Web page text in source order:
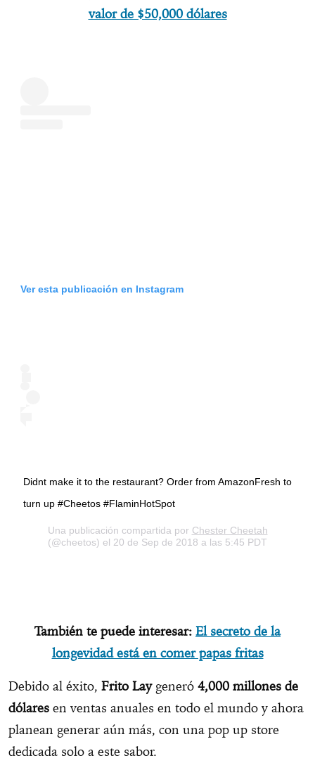
valor de $50,000 dólares
Ver esta publicación en Instagram
Didnt make it to the restaurant? Order from AmazonFresh to
turn up #Cheetos #FlaminHotSpot
Una publicación compartida por Chester Cheetah
(@cheetos) el 20 de Sep de 2018 a las 5:45 PDT
También te puede interesar: El secreto de la
longevidad está en comer papas fritas
Debido al éxito, Frito Laygeneró 4,000 millones de
dólares en ventas anuales en todo el mundo y ahora
planean generar aún más, con una pop up store
dedicada solo a este sabor.